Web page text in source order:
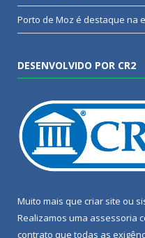
Porto de Moz é destaque na
DESENVOLVIDO POR CR2
Muito mais que criar site ou
Realizamos uma assessoria
contrato que todas as